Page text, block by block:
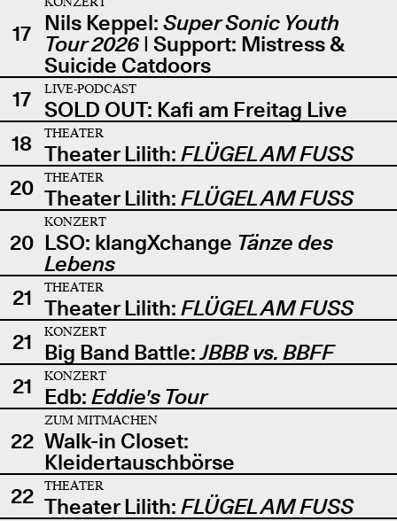
17 Nils Keppel: Super Sonic Youth
Tour 2026| Support: Mistress &
Suicide Catdoors
17
LIVE-PODCAST
SOLD OUT: Kafi am Freitag Live
18
THEATER
Theater Lilith: FLÜGEL AM FUSS
20
THEATER
Theater Lilith: FLÜGEL AM FUSS
20
KONZERT
LSO: klangXchange Tänze des
Lebens
21
THEATER
Theater Lilith: FLÜGEL AM FUSS
21
KONZERT
Big Band Battle:JBBB vs. BBFF
21
KONZERT
Edb: Eddie's Tour
22
ZUM MITMACHEN
Walk-in Closet:
Kleidertauschbörse
22
THEATER
Theater Lilith: FLÜGEL AM FUSS